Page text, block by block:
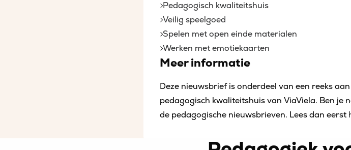
Pedagogisch kwaliteitshuis
Veilig speelgoed
Spelen met open einde materialen
Werken met emotiekaarten
Meer informatie
Deze nieuwsbrief is onderdeel van een reeks
pedagogisch kwaliteitshuis van ViaViela. Ben
de pedagogische nieuwsbrieven. Lees dan eerst